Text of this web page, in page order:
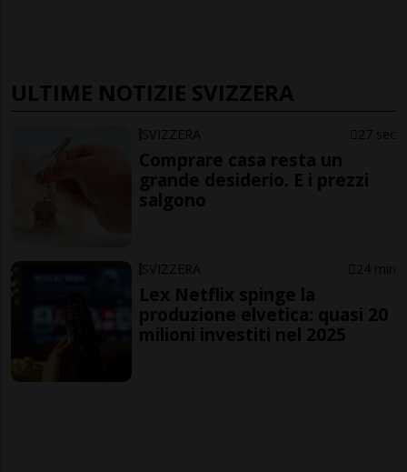
ULTIME NOTIZIE SVIZZERA
SVIZZERA 27 sec
Comprare casa resta un
grande desiderio. E i prezzi
salgono
SVIZZERA 24 min
Lex Netflix spinge la
produzione elvetica: quasi 20
milioni investiti nel 2025